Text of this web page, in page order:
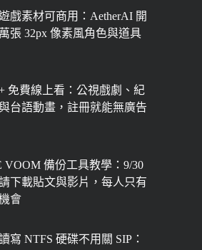
戲素材可商用：AetherAI 開
張 32px 像素風角色與道具
免費線上看：公視戲劇、紀
台語動畫，註冊就能無廣告
VOOM 備份工具教學：9/30
下載貼文與影片，每人只有
會
寫 NTFS 硬碟不用關 SIP：